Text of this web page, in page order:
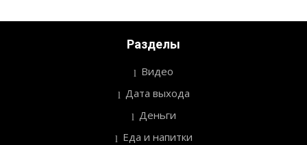
Разделы
Видео
Дата выхода
Деньги
Еда и напитки